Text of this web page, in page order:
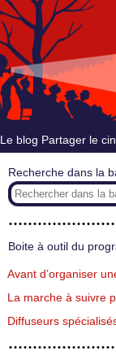
Le blog Partager le
Recherche dans la
Boite à outil du
Avant d’organiser
La marche à suivre
Diffuseurs